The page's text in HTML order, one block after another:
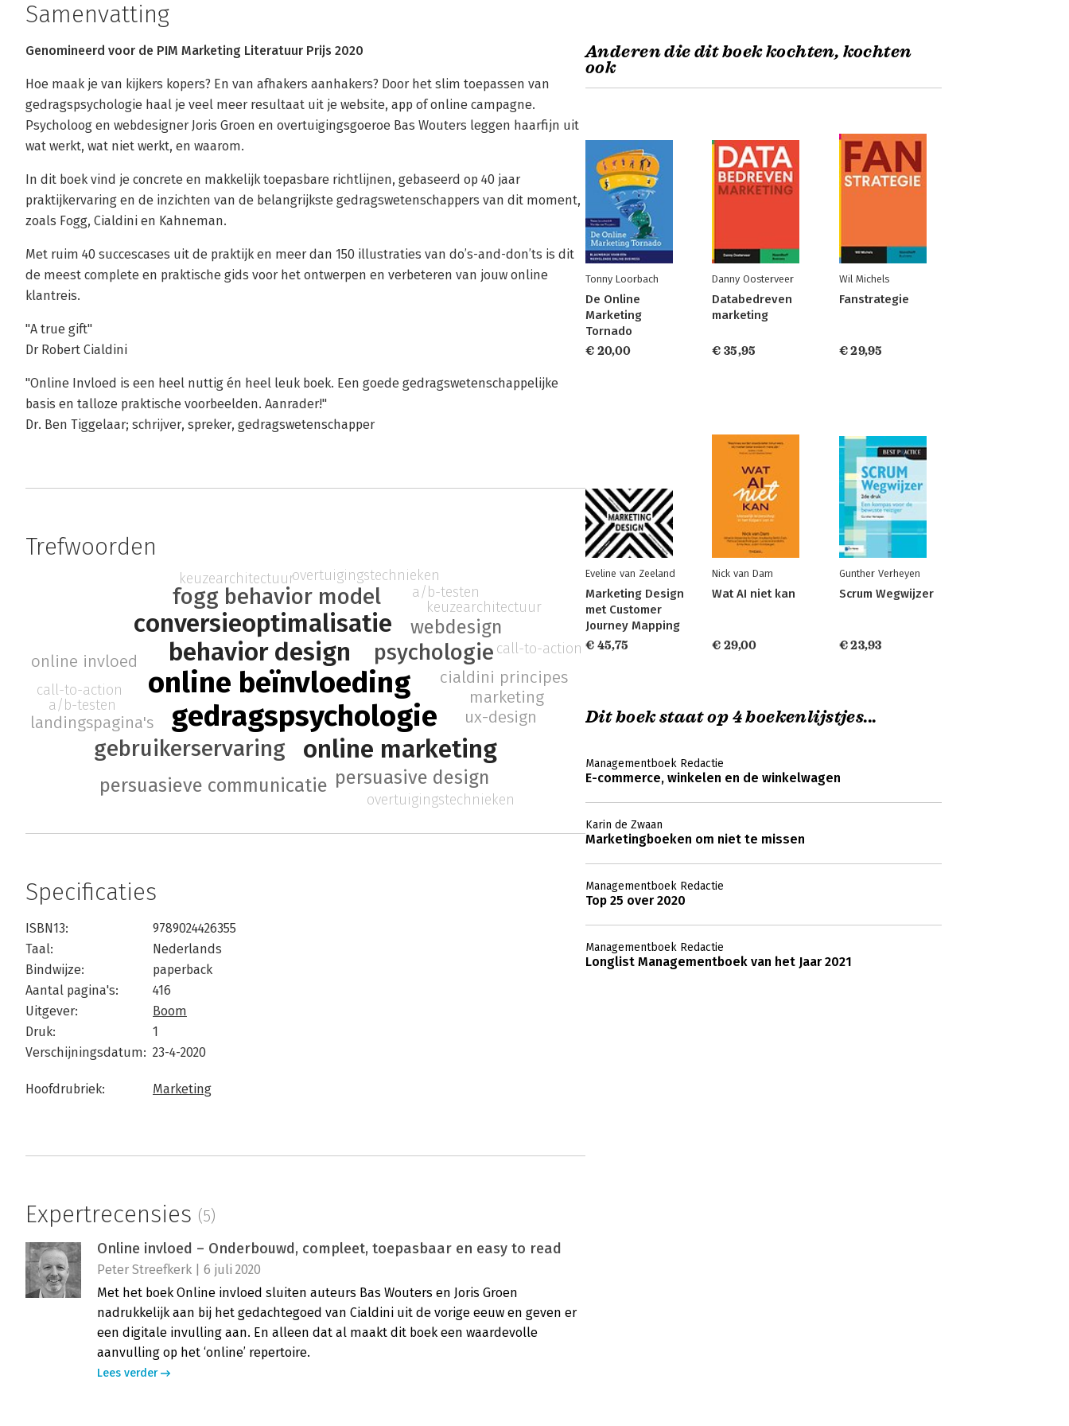
Samenvatting
Genomineerd voor de PIM Marketing Literatuur Prijs 2020
Hoe maak je van kijkers kopers? En van afhakers aanhakers? Door het slim toepassen van
gedragspsychologie haal je veel meer resultaat uit je website, app of online campagne.
Psycholoog en webdesigner Joris Groen en overtuigingsgoeroe Bas Wouters leggen haarfijn uit
wat werkt, wat niet werkt, en waarom.
In dit boek vind je concrete en makkelijk toepasbare richtlijnen, gebaseerd op 40 jaar
praktijkervaring en de inzichten van de belangrijkste gedragswetenschappers van dit moment,
zoals Fogg, Cialdini en Kahneman.
Met ruim 40 succescases uit de praktijk en meer dan 150 illustraties van do’s-and-don’ts is dit
de meest complete en praktische gids voor het ontwerpen en verbeteren van jouw online
klantreis.
"A true gift"
Dr Robert Cialdini
"Online Invloed is een heel nuttig én heel leuk boek. Een goede gedragswetenschappelijke
basis en talloze praktische voorbeelden. Aanrader!"
Dr. Ben Tiggelaar; schrijver, spreker, gedragswetenschapper
Trefwoorden
online beïnvloeding
gedragspsychologie
behavior design
conversieoptimalisatie
online marketing
psychologie
fogg behavior model
gebruikerservaring
webdesign
persuasive design
persuasieve communicatie
cialdini principes
marketing
ux-design
landingspagina's
online invloed
a/b-testen
keuzearchitectuurovertuigingstechnieken
call-to-action
a/b-testen
keuzearchitectuur
overtuigingstechnieken
call-to-action
Specificaties
ISBN13:
9789024426355
Taal:
Nederlands
Bindwijze:
paperback
Aantal pagina's:
416
Uitgever:
Boom
Druk:
1
Verschijningsdatum: 23-4-2020
Hoofdrubriek: Marketing
Expertrecensies (5)
Online invloed – Onderbouwd, compleet, toepasbaar en easy to read
Peter Streefkerk | 6 juli 2020
Met het boek Online invloed sluiten auteurs Bas Wouters en Joris Groen
nadrukkelijk aan bij het gedachtegoed van Cialdini uit de vorige eeuw en geven er
een digitale invulling aan. En alleen dat al maakt dit boek een waardevolle
aanvulling op het ‘online’ repertoire.
Lees verder
Anderen die dit boek kochten, kochten
ook
Tonny Loorbach
De Online
Marketing
Tornado
€ 20,00
Danny Oosterveer
Databedreven
marketing
€ 35,95
Wil Michels
Fanstrategie
€ 29,95
Eveline van Zeeland
Marketing Design
met Customer
Journey Mapping
€ 45,75
Nick van Dam
Wat AI niet kan
€ 29,00
Gunther Verheyen
Scrum Wegwijzer
€ 23,93
Dit boek staat op 4 boekenlijstjes...
Managementboek Redactie
E-commerce, winkelen en de winkelwagen
Karin de Zwaan
Marketingboeken om niet te missen
Managementboek Redactie
Top 25 over 2020
Managementboek Redactie
Longlist Managementboek van het Jaar 2021